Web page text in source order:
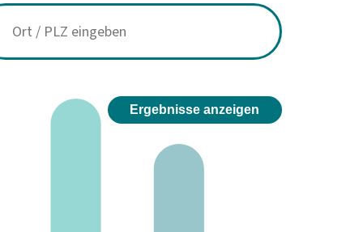
Ergebnisse anzeigen